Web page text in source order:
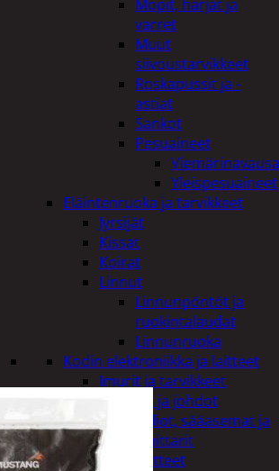
Mopit, harjat ja
varret
Muut
siivoustarvikkeet
Roskapussit ja -
astiat
Sankot
Pesuaineet
Yleispesuaineet
Eläintenruoka ja tarvikkeet
Jyrsijät
Kissat
Koirat
Linnut
Linnunpöntöt ja
ruokintalaudat
Linnunruoka
Kodin elektroniikka ja laitteet
Imurit ja tarvikkeet
Kaapelit ja johdot
Kelloradiot, sääasemat ja
lämpömittarit
Oheislaitteet